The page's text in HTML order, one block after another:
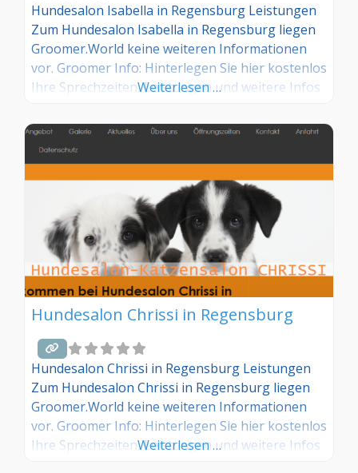
Hundesalon Isabella in Regensburg Leistungen
Zum Hundesalon Isabella in Regensburg liegen
Groomer.World keine weiteren Informationen
vor. Groomer Info: Hinterlegen Sie hier kostenlos
Ihre Sprechzeiten, Leistungen und weitere Infos
Hundesalons? Dann teilen Sie Ihre Erfahrungen
über die Kommentarfunktion unten mit anderen
Hundebesitzer/innen!
Weiterlesen …
Hundesalon Chrissi in Regensburg
Hundesalon Chrissi in Regensburg Leistungen
Zum Hundesalon Chrissi in Regensburg liegen
Groomer.World keine weiteren Informationen
vor. Groomer Info: Hinterlegen Sie hier kostenlos
Ihre Sprechzeiten, Leistungen und weitere Infos
Weiterlesen …